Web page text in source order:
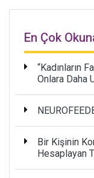
En Çok
“Kadınların
Onlara Daha
Bir Kişinin
Hesaplayan